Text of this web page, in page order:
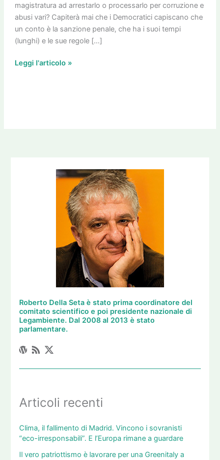
magistratura ad arrestarlo o processarlo per corruzione e
abusi vari? Capiterà mai che i Democratici capiscano che
un conto è la sanzione penale, che ha i suoi tempi
(lunghi) e le sue regole […]
“mani
sulla
città”
Leggi l'articolo »
Roberto Della Seta è stato prima coordinatore del
comitato scientifico e poi presidente nazionale di
Legambiente. Dal 2008 al 2013 è stato
parlamentare.
Articoli recenti
Clima, il fallimento di Madrid. Vincono i sovranisti
“eco-irresponsabili”. E l’Europa rimane a guardare
Il vero patriottismo è lavorare per una Greenitaly a